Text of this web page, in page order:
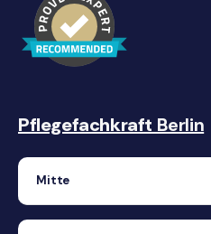
Pflegefachkraft Berlin
Mitte